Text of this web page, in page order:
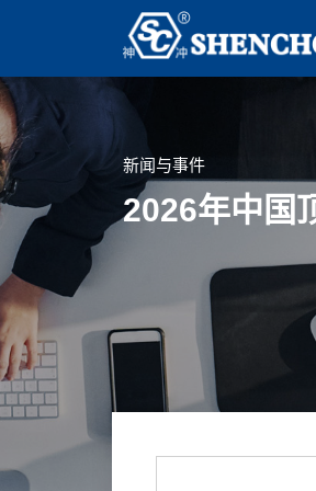
新闻与事件
2026年中国